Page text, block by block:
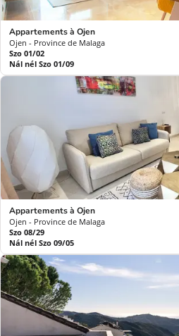
Appartements à Ojen
Ojen - Province de Malaga
Szo 01/02
Nál nél Szo 01/09
Appartements à Ojen
Ojen - Province de Malaga
Szo 08/29
Nál nél Szo 09/05